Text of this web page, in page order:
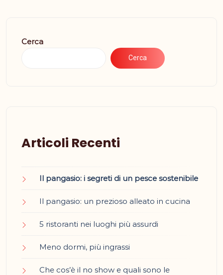
Cerca
Cerca
Articoli Recenti
Il pangasio: i segreti di un pesce sostenibile
Il pangasio: un prezioso alleato in cucina
5 ristoranti nei luoghi più assurdi
Meno dormi, più ingrassi
Che cos’è il no show e quali sono le